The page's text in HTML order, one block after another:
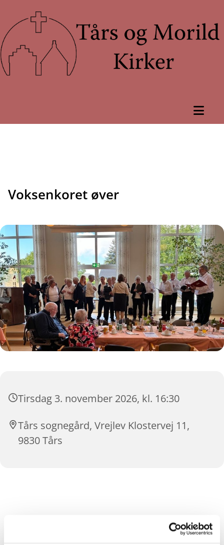
Voksenkoret øver
Tirsdag 3. november 2026, kl. 16:30
Tårs sognegård, Vrejlev Klostervej 11,
9830 Tårs